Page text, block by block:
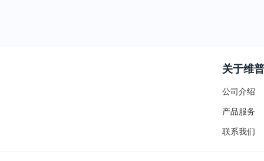
关于维普
公司介绍
产品服务
联系我们